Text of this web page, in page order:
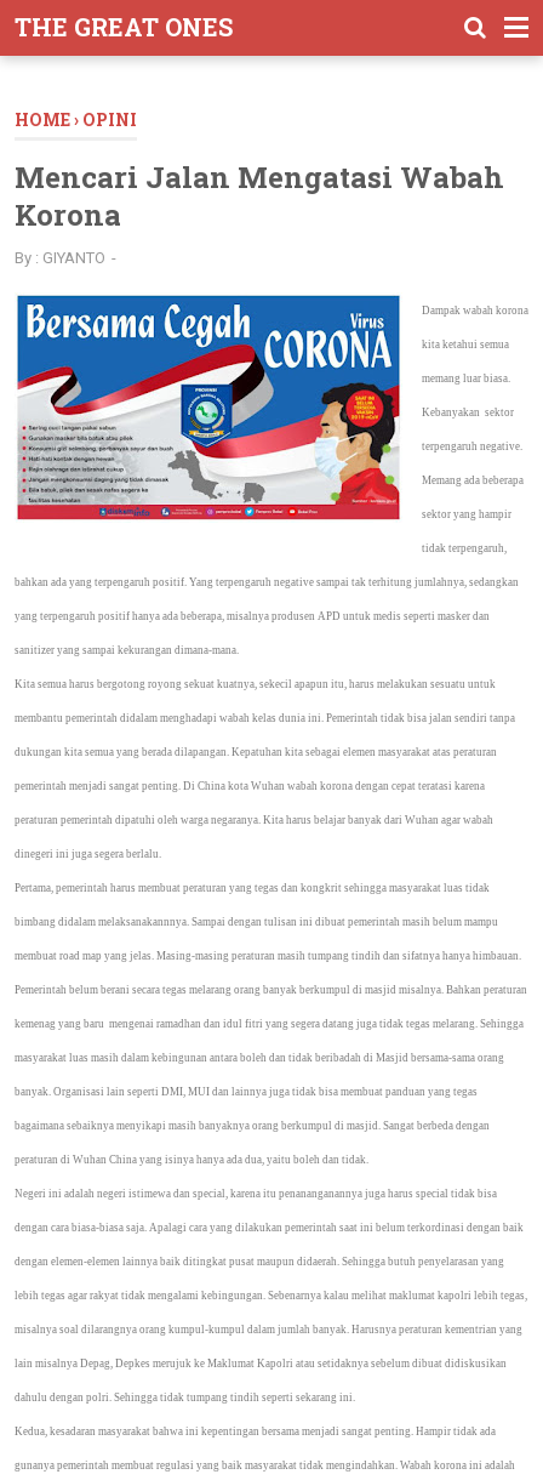
THE GREAT ONES
HOME› OPINI
Mencari Jalan Mengatasi Wabah
Korona
By : GIYANTO
Dampak wabah korona
kita ketahui semua
memang luar biasa.
Kebanyakan sektor
terpengaruh negative.
Memang ada beberapa
sektor yang hampir
tidak terpengaruh,
bahkan ada yang terpengaruh positif. Yang terpengaruh negative sampai tak terhitung jumlahnya, sedangkan
yang terpengaruh positif hanya ada beberapa, misalnya produsen APD untuk medis seperti masker dan
sanitizer yang sampai kekurangan dimana-mana.
Kita semua harus bergotong royong sekuat kuatnya, sekecil apapun itu, harus melakukan sesuatu untuk
membantu pemerintah didalam menghadapi wabah kelas dunia ini. Pemerintah tidak bisa jalan sendiri tanpa
dukungan kita semua yang berada dilapangan. Kepatuhan kita sebagai elemen masyarakat atas peraturan
pemerintah menjadi sangat penting. Di China kota Wuhan wabah korona dengan cepat teratasi karena
peraturan pemerintah dipatuhi oleh warga negaranya. Kita harus belajar banyak dari Wuhan agar wabah
dinegeri ini juga segera berlalu.
Pertama, pemerintah harus membuat peraturan yang tegas dan kongkrit sehingga masyarakat luas tidak
bimbang didalam melaksanakannnya. Sampai dengan tulisan ini dibuat pemerintah masih belum mampu
membuat road map yang jelas. Masing-masing peraturan masih tumpang tindih dan sifatnya hanya himbauan.
Pemerintah belum berani secara tegas melarang orang banyak berkumpul di masjid misalnya. Bahkan peraturan
kemenag yang baru mengenai ramadhan dan idul fitri yang segera datang juga tidak tegas melarang. Sehingga
masyarakat luas masih dalam kebingunan antara boleh dan tidak beribadah di Masjid bersama-sama orang
banyak. Organisasi lain seperti DMI, MUI dan lainnya juga tidak bisa membuat panduan yang tegas
bagaimana sebaiknya menyikapi masih banyaknya orang berkumpul di masjid. Sangat berbeda dengan
peraturan di Wuhan China yang isinya hanya ada dua, yaitu boleh dan tidak.
Negeri ini adalah negeri istimewa dan special, karena itu penananganannya juga harus special tidak bisa
dengan cara biasa-biasa saja. Apalagi cara yang dilakukan pemerintah saat ini belum terkordinasi dengan baik
dengan elemen-elemen lainnya baik ditingkat pusat maupun didaerah. Sehingga butuh penyelarasan yang
lebih tegas agar rakyat tidak mengalami kebingungan. Sebenarnya kalau melihat maklumat kapolri lebih tegas,
misalnya soal dilarangnya orang kumpul-kumpul dalam jumlah banyak. Harusnya peraturan kementrian yang
lain misalnya Depag, Depkes merujuk ke Maklumat Kapolri atau setidaknya sebelum dibuat didiskusikan
dahulu dengan polri. Sehingga tidak tumpang tindih seperti sekarang ini.
Kedua, kesadaran masyarakat bahwa ini kepentingan bersama menjadi sangat penting. Hampir tidak ada
gunanya pemerintah membuat regulasi yang baik masyarakat tidak mengindahkan. Wabah korona ini adalah